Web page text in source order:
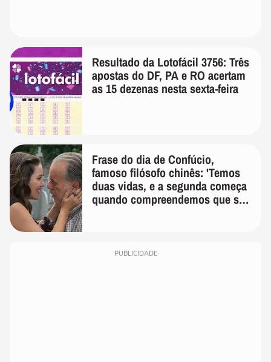
Resultado da Lotofácil 3756: Três
apostas do DF, PA e RO acertam
as 15 dezenas nesta sexta-feira
Frase do dia de Confúcio,
famoso filósofo chinês: 'Temos
duas vidas, e a segunda começa
quando compreendemos que só
PUBLICIDADE